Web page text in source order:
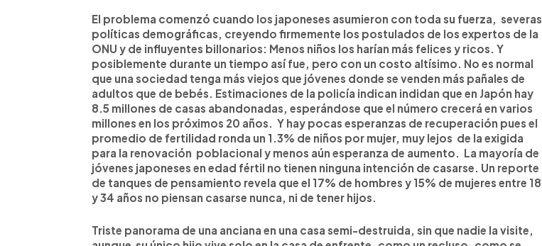
El problema comenzó cuando los japoneses asumieron con toda su fuerza, severas
políticas demográficas, creyendo firmemente los postulados de los expertos de la
ONU y de influyentes billonarios: Menos niños los harían más felices y ricos. Y
posiblemente durante un tiempo así fue, pero con un costo altísimo. No es normal
que una sociedad tenga más viejos que jóvenes donde se venden más pañales de
adultos que de bebés. Estimaciones de la policía indican indidan que en Japón hay
8.5 millones de casas abandonadas, esperándose que el número crecerá en varios
millones en los próximos 20 años. Y hay pocas esperanzas de recuperación pues el
promedio de fertilidad ronda un 1.3% de niños por mujer, muy lejos de la exigida
para la renovación poblacional y menos aún esperanza de aumento. La mayoría de
jóvenes japoneses en edad fértil no tienen ninguna intención de casarse. Un reporte
de tanques de pensamiento revela que el 17% de hombres y 15% de mujeres entre 18
y 34 años no piensan casarse nunca, ni de tener hijos.
Triste panorama de una anciana en una casa semi-destruida, sin que nadie la visite,